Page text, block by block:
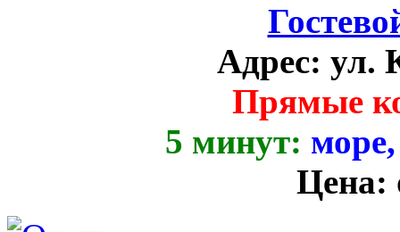
Адрес: ул.
Прямые
5 минут:
Цена: